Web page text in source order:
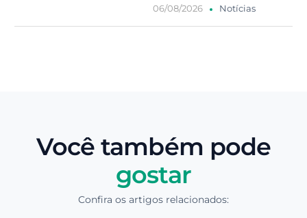
06/08/2026 Notícias
Você também pode
gostar
Confira os artigos relacionados: